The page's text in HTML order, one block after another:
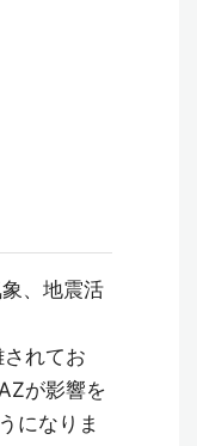
、地震活
れてお
が影響を
になりま